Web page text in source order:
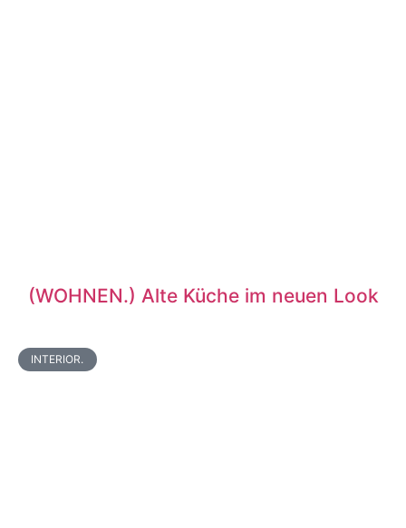
(WOHNEN.) Alte Küche im neuen Look
INTERIOR.